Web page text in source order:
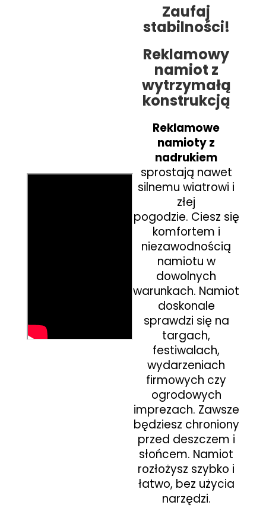
Zaufaj
stabilności!
Reklamowy
namiot z
wytrzymałą
konstrukcją
Reklamowe
namioty z
nadrukiem
sprostają nawet
silnemu wiatrowi i
złej
pogodzie. Ciesz się
komfortem i
niezawodnością
namiotu w
dowolnych
warunkach. Namiot
doskonale
sprawdzi się na
targach,
festiwalach,
wydarzeniach
firmowych czy
ogrodowych
imprezach. Zawsze
będziesz chroniony
przed deszczem i
słońcem. Namiot
rozłożysz szybko i
łatwo, bez użycia
narzędzi.